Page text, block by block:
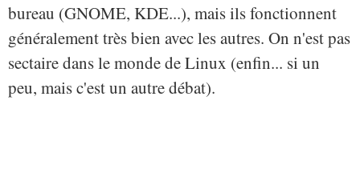
bureau (GNOME, KDE...), mais ils fonctionnent
généralement très bien avec les autres. On n'est pas
sectaire dans le monde de Linux (enfin... si un
peu, mais c'est un autre débat).